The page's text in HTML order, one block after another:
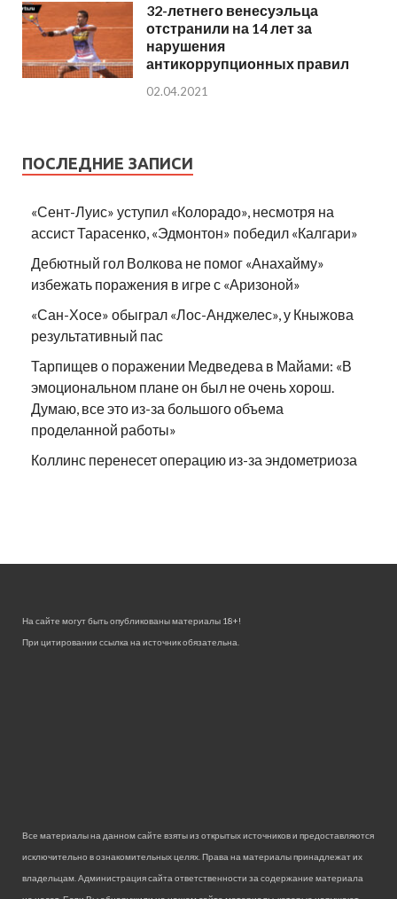
32-летнего венесуэльца
отстранили на 14 лет за
нарушения
антикоррупционных правил
02.04.2021
ПОСЛЕДНИЕ ЗАПИСИ
«Сент-Луис» уступил «Колорадо», несмотря на
ассист Тарасенко, «Эдмонтон» победил «Калгари»
Дебютный гол Волкова не помог «Анахайму»
избежать поражения в игре с «Аризоной»
«Сан-Хосе» обыграл «Лос-Анджелес», у Кныжова
результативный пас
Тарпищев о поражении Медведева в Майами: «В
эмоциональном плане он был не очень хорош.
Думаю, все это из-за большого объема
проделанной работы»
Коллинс перенесет операцию из-за эндометриоза
На сайте могут быть опубликованы материалы 18+!
При цитировании ссылка на источник обязательна.
Все материалы на данном сайте взяты из открытых источников и предоставляются
исключительно в ознакомительных целях. Права на материалы принадлежат их
владельцам. Администрация сайта ответственности за содержание материала